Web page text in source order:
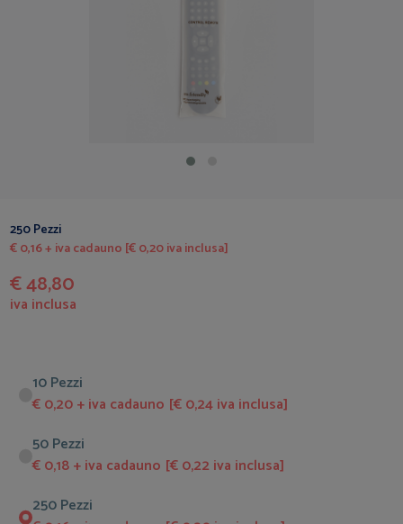
250 Pezzi
€ 0,16 + iva cadauno [€ 0,20 iva inclusa]
€ 48,80
iva inclusa
10 Pezzi
€ 0,20 + iva cadauno [€ 0,24 iva inclusa]
50 Pezzi
€ 0,18 + iva cadauno [€ 0,22 iva inclusa]
250 Pezzi